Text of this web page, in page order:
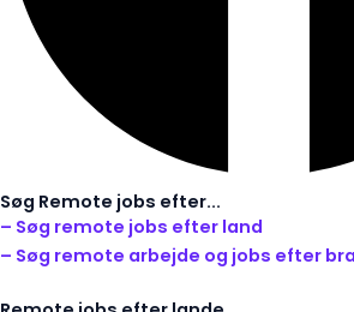
Søg Remote jobs efter...
– Søg remote jobs efter land
– Søg remote arbejde og jobs efter